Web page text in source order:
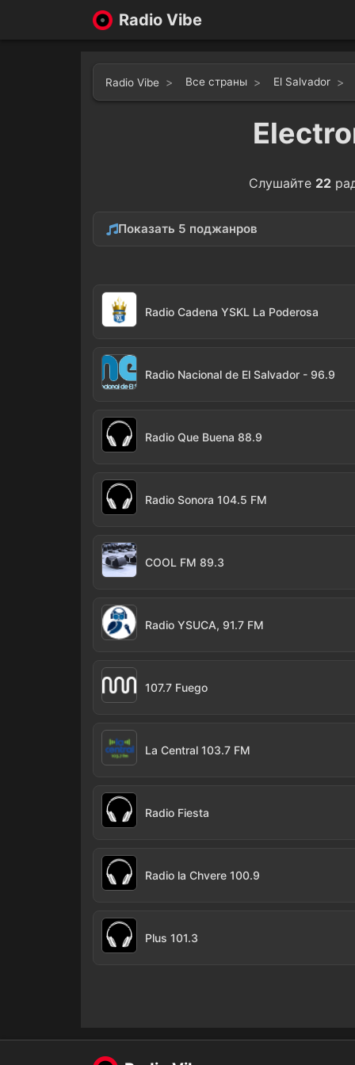
Radio Vibe
Radio Vibe Все страны El Salvador
Слушайте 22
Показать 5 поджанров
Techno 1
Radio Cadena YSKL La Poderosa
Radio Nacional de El Salvador - 96.9
Radio Que Buena 88.9
Radio Sonora 104.5 FM
COOL FM 89.3
Radio YSUCA, 91.7 FM
107.7 Fuego
La Central 103.7 FM
Radio Fiesta
Radio la Chvere 100.9
Plus 101.3